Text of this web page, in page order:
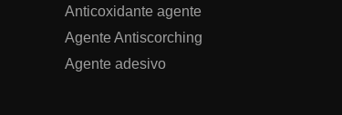
Anticoxidante agente
Agente Antiscorching
Agente adesivo